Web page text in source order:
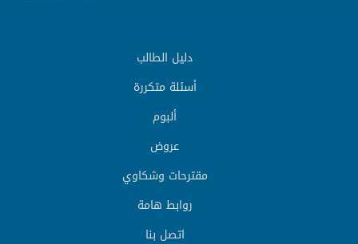
دليل الطالب
أسئلة متكررة
ألبوم
عروض
مقترحات وشكاوي
روابط هامة
اتصل بنا